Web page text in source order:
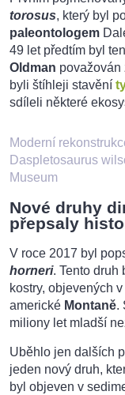
torosus, který byl
paleontologem
49 let předtím byl
Oldman považován
byli štíhleji stavění
sdíleli některé
Moderní
Daspletosaurus
Museum
Nové druhy
přepsaly
V roce 2017 byl
horneri. Tento druh
kostry, objevených
americké Montaně.
miliony let mladší
Uběhlo jen dalších
jeden nový druh,
byl objeven v